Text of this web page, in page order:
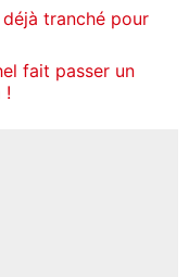
tranché pour
fait passer un
!